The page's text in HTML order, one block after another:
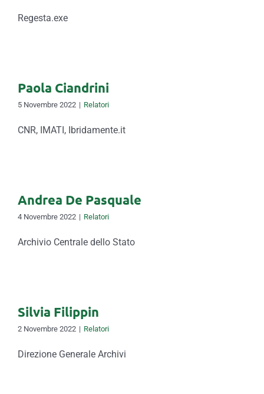
Regesta.exe
Paola Ciandrini
5 Novembre 2022 | Relatori
CNR, IMATI, Ibridamente.it
Andrea De Pasquale
4 Novembre 2022 | Relatori
Archivio Centrale dello Stato
Silvia Filippin
2 Novembre 2022 | Relatori
Direzione Generale Archivi